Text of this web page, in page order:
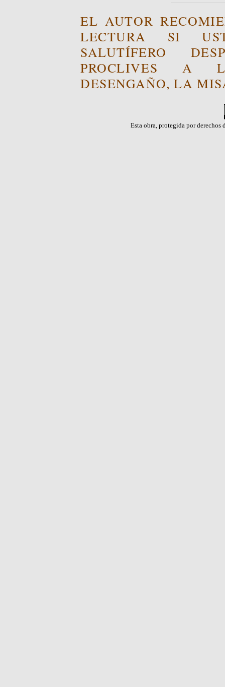
EL AUTOR
LECTURA SI
SALUTÍFERO
PROCLIVES A
DESENGAÑO, LA
Esta obra, protegida por derechos